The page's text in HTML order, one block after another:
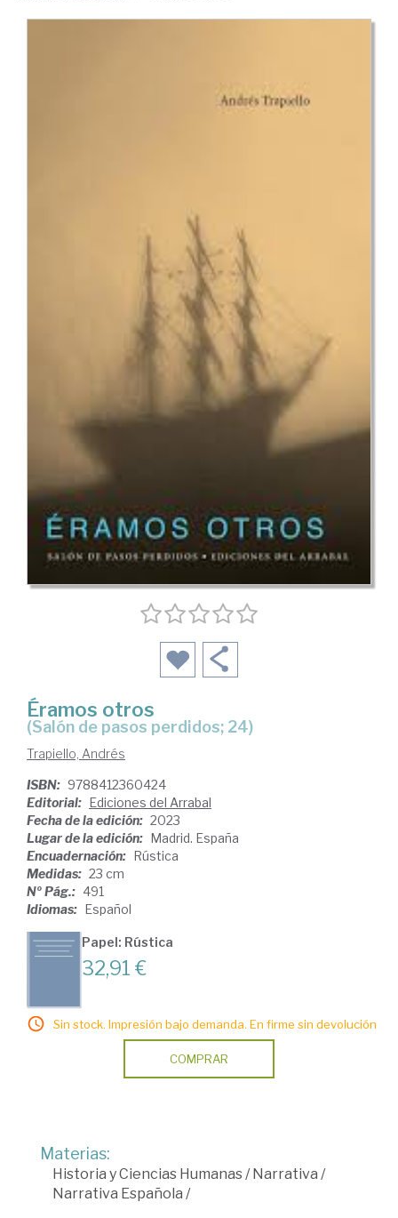
Éramos otros
(Salón de pasos perdidos; 24)
Trapiello, Andrés
ISBN: 9788412360424
Editorial: Ediciones del Arrabal
Fecha de la edición: 2023
Lugar de la edición: Madrid. España
Encuadernación: Rústica
Medidas: 23 cm
Nº Pág.: 491
Idiomas: Español
Papel: Rústica
32,91 €
Sin stock. Impresión bajo demanda. En firme sin devolución
COMPRAR
Materias:
Historia y Ciencias Humanas/ Narrativa /
Narrativa Española /